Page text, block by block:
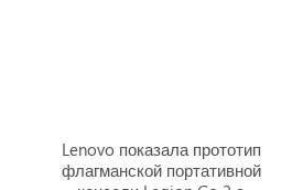
Lenovo показала прототип
флагманской портативной